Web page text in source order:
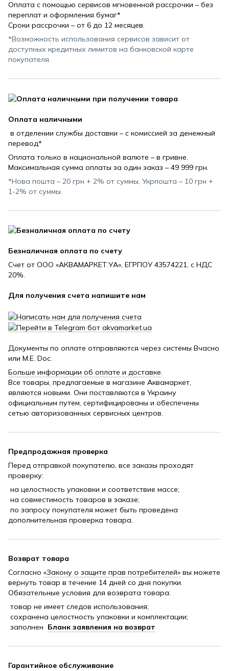
Оплата с помощью сервисов мгновенной рассрочки – без
переплат и оформления бумаг*
Сроки рассрочки – от 6 до 12 месяцев.
*Возможность использования сервисов зависит от
доступных кредитных лимитов на банковской карте
покупателя.
Оплата наличными
в отделении службы доставки – с комиссией за денежный
перевод*
Оплата только в национальной валюте – в гривне.
Максимальная сумма оплаты за один заказ – 49 999 грн.
*Нова пошта – 20 грн + 2% от суммы, Укрпошта – 10 грн +
1-2% от суммы.
Безналичная оплата по счету
Счет от ООО «АКВАМАРКЕТ.УА», ЕГРПОУ 43574221, с НДС
20%.
Для получения счета напишите нам
Документы по оплате отправляются через системы Вчасно
или M.E. Doc.
Больше информации об оплате и доставке.
Все товары, предлагаемые в магазине Аквамаркет,
являются новыми. Они поставляются в Украину
официальным путем, сертифицированы и обеспечены
сетью авторизованных сервисных центров.
Предпродажная проверка
Перед отправкой покупателю, все заказы проходят
проверку:
на целостность упаковки и соответствие массе;
на совместимость товаров в заказе;
по запросу покупателя может быть проведена
дополнительная проверка товара.
Возврат товара
Согласно «Закону о защите прав потребителей» вы можете
вернуть товар в течение 14 дней со дня покупки.
Обязательные условия для возврата товара:
товар не имеет следов использования;
сохранена целостность упаковки и комплектации;
заполнен Бланк заявления на возврат
Гарантийное обслуживание